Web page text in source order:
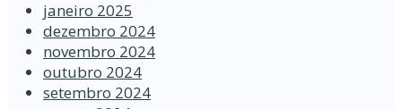
janeiro 2025
dezembro 2024
novembro 2024
outubro 2024
setembro 2024